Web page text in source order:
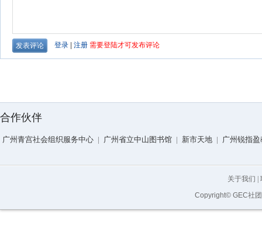
合作伙伴
广州青宫社会组织服务中心 | 广州省立中山图书馆 | 新市天地 | 广州锐指
关于我们 |
Copyright© GEC社